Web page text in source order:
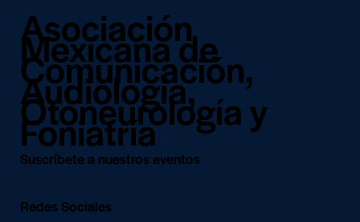
Asociación
Mexicana de
Comunicación,
Audiología,
Otoneurología y
Foniatría
Suscríbete a nuestros eventos
Redes Sociales